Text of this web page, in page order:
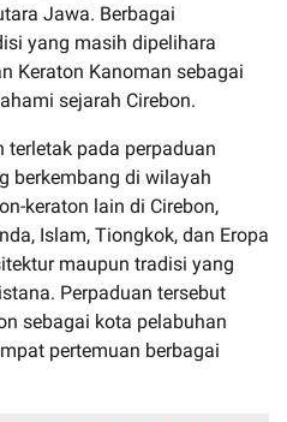
Jawa. Berbagai
yang masih dipelihara
Keraton Kanoman sebagai
sejarah Cirebon.
terletak pada perpaduan
berkembang di wilayah
keraton lain di Cirebon,
Islam, Tiongkok, dan Eropa
maupun tradisi yang
Perpaduan tersebut
sebagai kota pelabuhan
pertemuan berbagai